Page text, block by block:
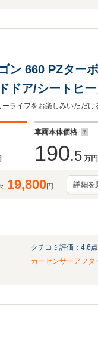
ン 660 PZター
ドア/シートヒ
/アイドリング
車両本体価格
190.5 万円
19,800円 詳細を
クチコミ評価： 4.6
カーセンサーアフタ